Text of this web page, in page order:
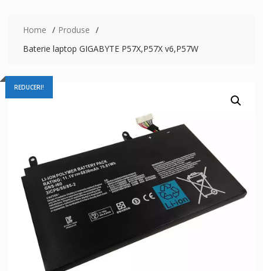
Home
Produse
Baterie laptop GIGABYTE P57X,P57X v6,P57W
REDUCERI!